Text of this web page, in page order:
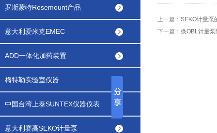
罗斯蒙特Rosemount产品
意大利爱米克EMEC
ADD一体化加药装置
梅特勒实验室仪器
中国台湾上泰SUNTEX仪器仪表
意大利赛高SEKO计量泵
上一篇： SEKO计量泵
下一篇： 换OBL计量